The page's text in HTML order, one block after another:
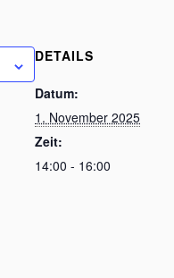
DETAILS
Datum:
1. November 2025
Zeit:
14:00 - 16:00